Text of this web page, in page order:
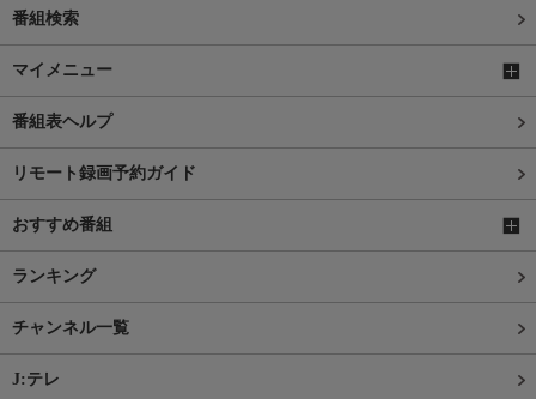
番組検索
マイメニュー
番組表ヘルプ
リモート録画予約ガイド
おすすめ番組
ランキング
チャンネル一覧
J:テレ